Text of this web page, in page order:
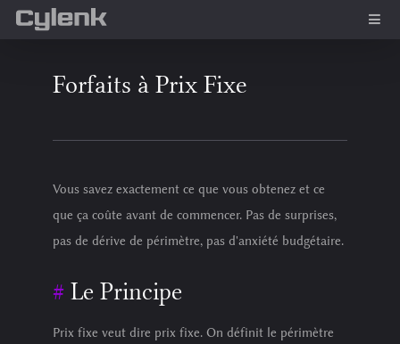
Forfaits à Prix Fixe
Vous savez exactement ce que vous obtenez et ce
que ça coûte avant de commencer. Pas de surprises,
pas de dérive de périmètre, pas d'anxiété budgétaire.
Le Principe
Prix fixe veut dire prix fixe. On définit le périmètre